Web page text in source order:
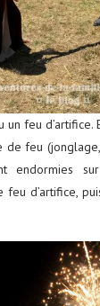
un feu d’artifice.
de feu
endormies
d’artifice,